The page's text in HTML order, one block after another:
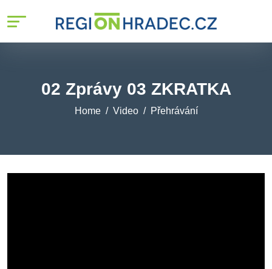
02 Zprávy 03 ZKRATKA
Home Video Přehrávání